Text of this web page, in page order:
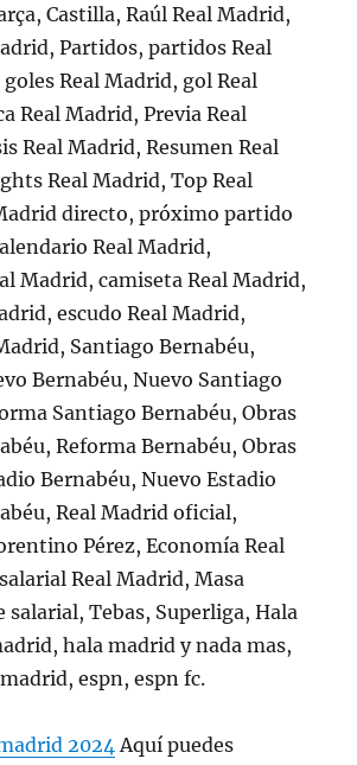
Castilla, Raúl Real Madrid,
Partidos, partidos Real
Real Madrid, gol Real
Real Madrid, Previa Real
Real Madrid, Resumen Real
Real Madrid, Top Real
directo, próximo partido
Real Madrid,
Madrid, camiseta Real Madrid,
escudo Real Madrid,
Santiago Bernabéu,
Bernabéu, Nuevo Santiago
Santiago Bernabéu, Obras
Reforma Bernabéu, Obras
Bernabéu, Nuevo Estadio
Real Madrid oficial,
Pérez, Economía Real
Real Madrid, Masa
Tebas, Superliga, Hala
hala madrid y nada mas,
espn, espn fc.
2024Aquí puedes